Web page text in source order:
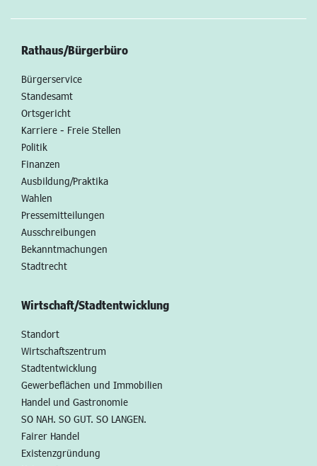
Rathaus/Bürgerbüro
Bürgerservice
Standesamt
Ortsgericht
Karriere - Freie Stellen
Politik
Finanzen
Ausbildung/Praktika
Wahlen
Pressemitteilungen
Ausschreibungen
Bekanntmachungen
Stadtrecht
Wirtschaft/Stadtentwicklung
Standort
Wirtschaftszentrum
Stadtentwicklung
Gewerbeflächen und Immobilien
Handel und Gastronomie
SO NAH. SO GUT. SO LANGEN.
Fairer Handel
Existenzgründung